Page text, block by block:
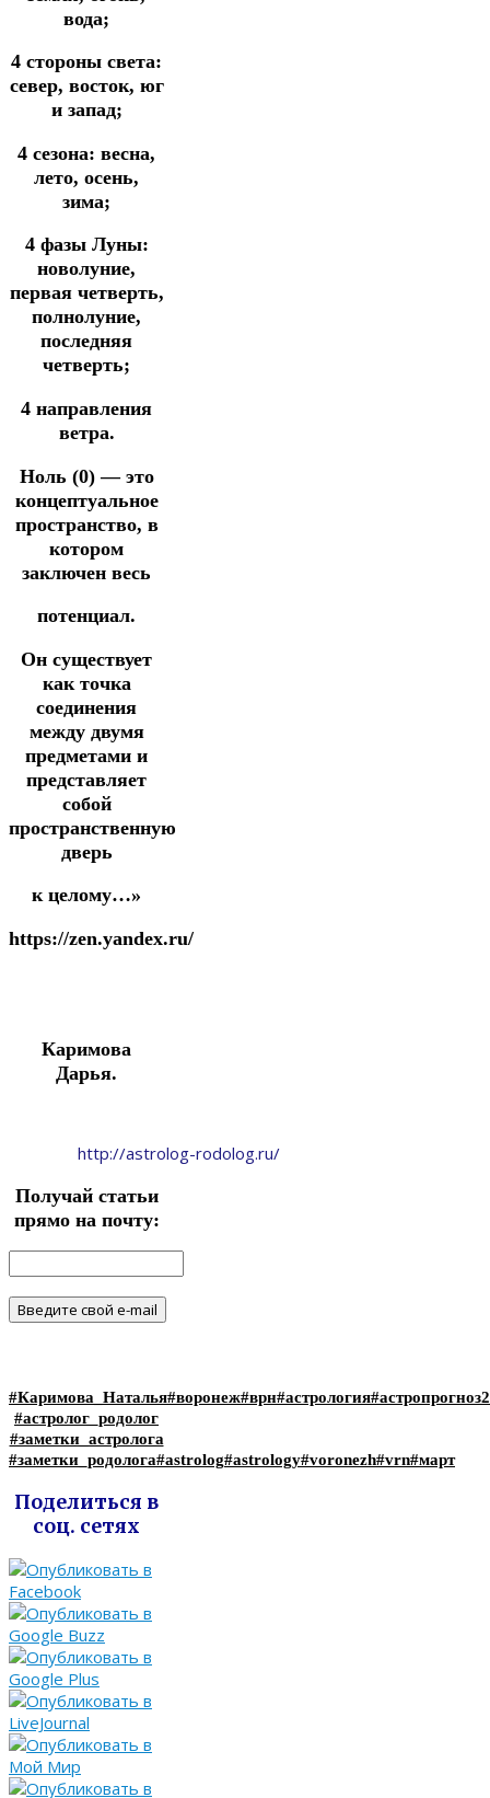
вода;
4 стороны света:
север, восток, юг
и запад;
4 сезона: весна,
лето, осень,
зима;
4 фазы Луны:
новолуние,
первая четверть,
полнолуние,
последняя
четверть;
4 направления
ветра.
Ноль (0) — это
концептуальное
пространство, в
котором
заключен весь
потенциал.
Он существует
как точка
соединения
между двумя
предметами и
представляет
собой
пространственную
дверь
к целому…»
https://zen.yandex.ru/
Каримова
Дарья.
http://astrolog-rodolog.ru/
Получай статьи
прямо на почту:
#Каримова_Наталья#воронеж#врн#астрология
#астролог_родолог
#заметки_астролога
#заметки_родолога#astrolog#astrology#voronezh#vrn#март
Поделиться в
соц. сетях